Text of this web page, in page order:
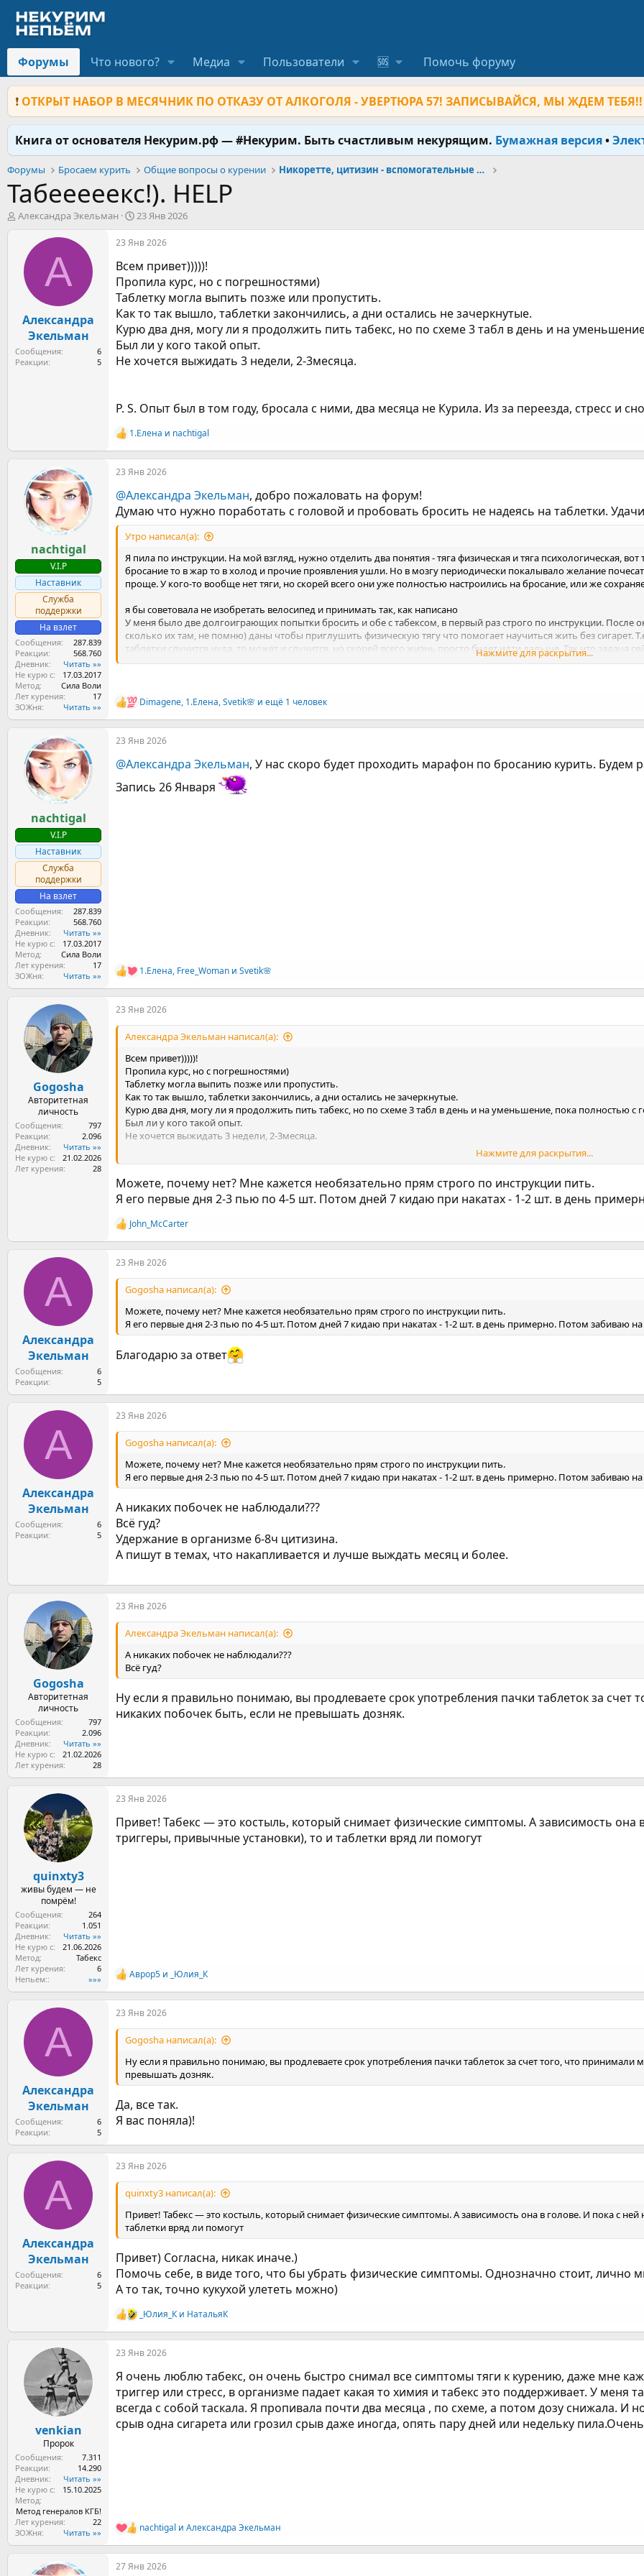
Форумы Что нового? Медиа Пользователи 🆘 Помочь форуму
❗ ОТКРЫТ НАБОР В МЕСЯЧНИК ПО ОТКАЗУ ОТ АЛКОГОЛЯ - УВЕРТЮРА 57! ЗАПИСЫВАЙСЯ, МЫ ЖДЕМ ТЕБЯ!!
Книга от основателя Некурим.рф — #Некурим. Быть счастливым некурящим. Бумажная версия•
Форумы Бросаем курить Общие вопросы о курении Никоретте, цитизин - вспомогательные средства
Табееееекс!). HELP
А
ы
Александра Экельман
Д
а
т
н
а
ч
а
л
а
23 Янв 2026
А
Александра
Экельман
Сообщения
6
Реакции
5
23 Янв 2026
Всем привет)))))!
Пропила курс, но с погрешностями)
Таблетку могла выпить позже или пропустить.
Как то так вышло, таблетки закончились, а дни остались не зачеркнутые.
Курю два дня, могу ли я продолжить пить табекс, но по схеме 3 табл в день и на
Был ли у кого такой опыт.
Не хочется выжидать 3 недели, 2-3месяца.
P. S. Опыт был в том году, бросала с ними, два месяца не Курила. Из за переезда, стресс и
Р
е
а
к
и
и
:
1.Елена и nachtigal
nachtigal
V.I.P
Наставник
Служба
поддержки
На взлет
Сообщения
287.839
Реакции
568.760
Дневник
Читать »»
Не курю с
17.03.2017
Метод
Сила Воли
Лет курения
17
ЗОЖня
Читать »»
23 Янв 2026
@Александра Экельман, добро пожаловать на форум!
Думаю что нужно поработать с головой и пробовать бросить не надеясь на таблетки.
Утро написал(а):
Я пила по инструкции. На мой взгляд, нужно отделить два понятия - тяга физическая и тяга психологическая,
бросание то в жар то в холод и прочие проявления ушли. Но в мозгу периодически покалывало желание
проще. У кого-то вообще нет тяги, но скорей всего они уже полностью настроились на бросание, или же
я бы советовала не изобретать велосипед и принимать так, как написано
У меня было две долгоиграющих попытки бросить и обе с табексом, в первый раз строго по инструкции. После
сколько их там, не помню) даны чтобы приглушить физическую тягу что помогает научиться жить без сигарет.
таблетки случится чуда, то может и случится, но скорей всего жизнь просто будет идти дальше. Так что задача
без сигарет.
Нажмите для раскрытия...
Р
е
а
к
и
:
Dimagene, 1.Елена,Svetik🌸 и ещё 1 человек
nachtigal
V.I.P
Наставник
Служба
поддержки
На взлет
Сообщения
287.839
Реакции
568.760
Дневник
Читать »»
Не курю с
17.03.2017
Метод
Сила Воли
Лет курения
17
ЗОЖня
Читать »»
23 Янв 2026
@Александра Экельман, У нас скоро будет проходить марафон по бросанию курить. Будем
Запись 26 Января
Р
е
а
к
1.Елена, Free_Woman и Svetik🌸
Gogosha
Авторитетная
личность
Сообщения
797
Реакции
2.096
Дневник
Читать »»
Не курю с
21.02.2026
Лет курения
28
23 Янв 2026
Александра Экельман написал(а):
Всем привет)))))!
Пропила курс, но с погрешностями)
Таблетку могла выпить позже или пропустить.
Как то так вышло, таблетки закончились, а дни остались не зачеркнутые.
Курю два дня, могу ли я продолжить пить табекс, но по схеме 3 табл в день и на уменьшение, пока полностью с
Был ли у кого такой опыт.
Не хочется выжидать 3 недели, 2-3месяца.
Нажмите для раскрытия...
Можете, почему нет? Мне кажется необязательно прям строго по инструкции пить.
Я его первые дня 2-3 пью по 4-5 шт. Потом дней 7 кидаю при накатах - 1-2 шт. в день
Р
е
а
к
John_McCarter
А
Александра
Экельман
Сообщения
6
Реакции
5
23 Янв 2026
Gogosha написал(а):
Можете, почему нет? Мне кажется необязательно прям строго по инструкции пить.
Я его первые дня 2-3 пью по 4-5 шт. Потом дней 7 кидаю при накатах - 1-2 шт. в день примерно. Потом забиваю на
Благодарю за ответ
А
Александра
Экельман
Сообщения
6
Реакции
5
23 Янв 2026
Gogosha написал(а):
Можете, почему нет? Мне кажется необязательно прям строго по инструкции пить.
Я его первые дня 2-3 пью по 4-5 шт. Потом дней 7 кидаю при накатах - 1-2 шт. в день примерно. Потом забиваю на
А никаких побочек не наблюдали???
Всё гуд?
Удержание в организме 6-8ч цитизина.
А пишут в темах, что накапливается и лучше выждать месяц и более.
Gogosha
Авторитетная
личность
Сообщения
797
Реакции
2.096
Дневник
Читать »»
Не курю с
21.02.2026
Лет курения
28
23 Янв 2026
Александра Экельман написал(а):
А никаких побочек не наблюдали???
Всё гуд?
Ну если я правильно понимаю, вы продлеваете срок употребления пачки таблеток за
никаких побочек быть, если не превышать дозняк.
quinxty3
живы будем — не
помрём!
Сообщения
264
Реакции
1.051
Дневник
Читать »»
Не курю с
21.06.2026
Метод
Табекс
Лет курения
6
Непьем:
»»»
23 Янв 2026
Привет! Табекс — это костыль, который снимает физические симптомы. А зависимость она
триггеры, привычные установки), то и таблетки вряд ли помогут
Р
е
а
к
и
Аврор5 и _Юлия_К
А
Александра
Экельман
Сообщения
6
Реакции
5
23 Янв 2026
Gogosha написал(а):
Ну если я правильно понимаю, вы продлеваете срок употребления пачки таблеток за счет того, что
превышать дозняк.
Да, все так.
Я вас поняла)!
А
Александра
Экельман
Сообщения
6
Реакции
5
23 Янв 2026
quinxty3 написал(а):
Привет! Табекс — это костыль, который снимает физические симптомы. А зависимость она в голове. И пока с
таблетки вряд ли помогут
Привет) Согласна, никак иначе.)
Помочь себе, в виде того, что бы убрать физические симптомы. Однозначно стоит, лично
А то так, точно кукухой улететь можно)
Р
е
а
к
и
и
_Юлия_Ки НатальяК
venkian
Пророк
Сообщения
7.311
Реакции
14.290
Дневник
Читать »»
Не курю с
15.10.2025
Метод
Метод генералов КГБ!
Лет курения
22
ЗОЖня
Читать »»
23 Янв 2026
Я очень люблю табекс, он очень быстро снимал все симптомы тяги к курению, даже мне
триггер или стресс, в организме падает какая то химия и табекс это поддерживает. У меня
всегда с собой таскала. Я пропивала почти два месяца , по схеме, а потом дозу снижала. И
срыв одна сигарета или грозил срыв даже иногда, опять пару дней или недельку
Р
е
а
к
nachtigal и Александра Экельман
27 Янв 2026